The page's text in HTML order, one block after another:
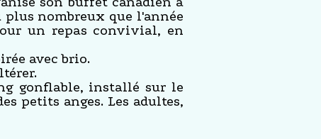
nombreux que l'année
un repas convivial, en
avec brio.
gonflable, installé sur le
petits anges. Les adultes,